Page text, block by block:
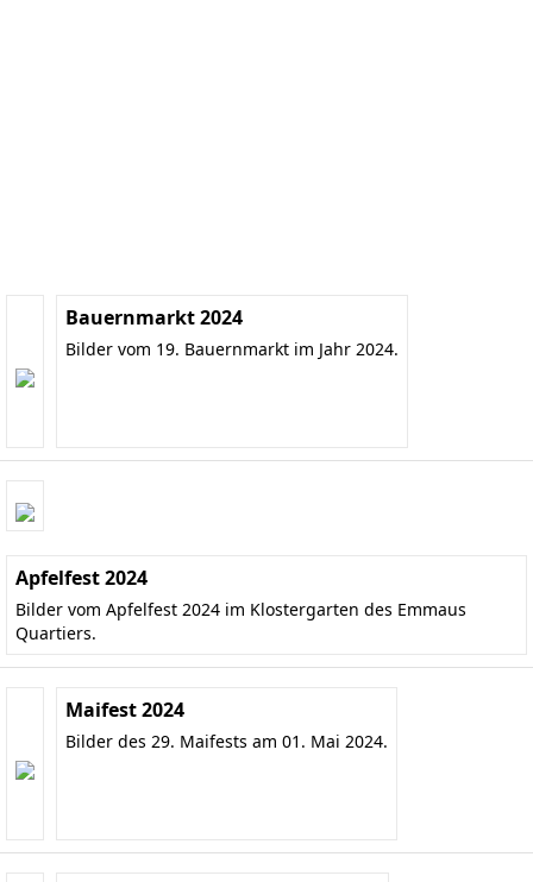
Bauernmarkt 2024
Bilder vom 19. Bauernmarkt im Jahr 2024.
Apfelfest 2024
Bilder vom Apfelfest 2024 im Klostergarten des Emmaus
Quartiers.
Maifest 2024
Bilder des 29. Maifests am 01. Mai 2024.